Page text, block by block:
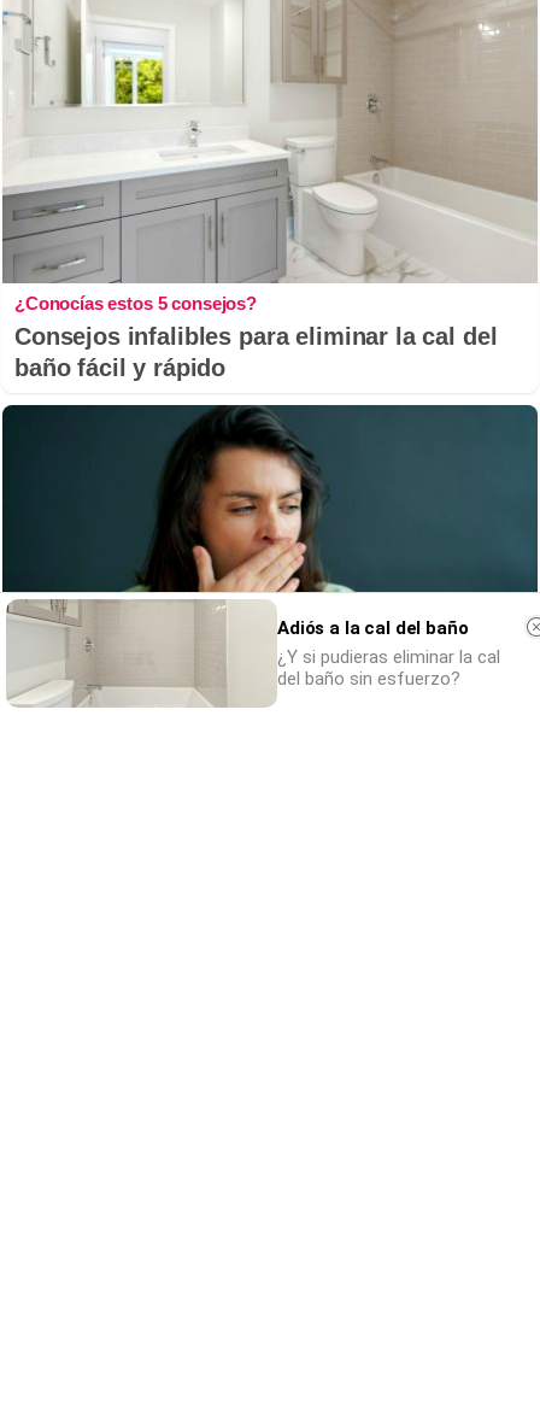
¿Conocías estos 5 consejos?
Consejos infalibles para eliminar la cal del
baño fácil y rápido
Adiós a la cal del baño
¿Y si pudieras eliminar la cal
del baño sin esfuerzo?